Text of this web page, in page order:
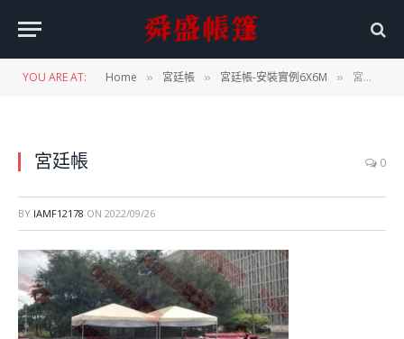
YOU ARE AT: Home » 宮廷帳 » 宮廷帳-安裝實例6X6M » 宮廷帳
宮廷帳 0
BY IAMF12178 ON 2022/09/26